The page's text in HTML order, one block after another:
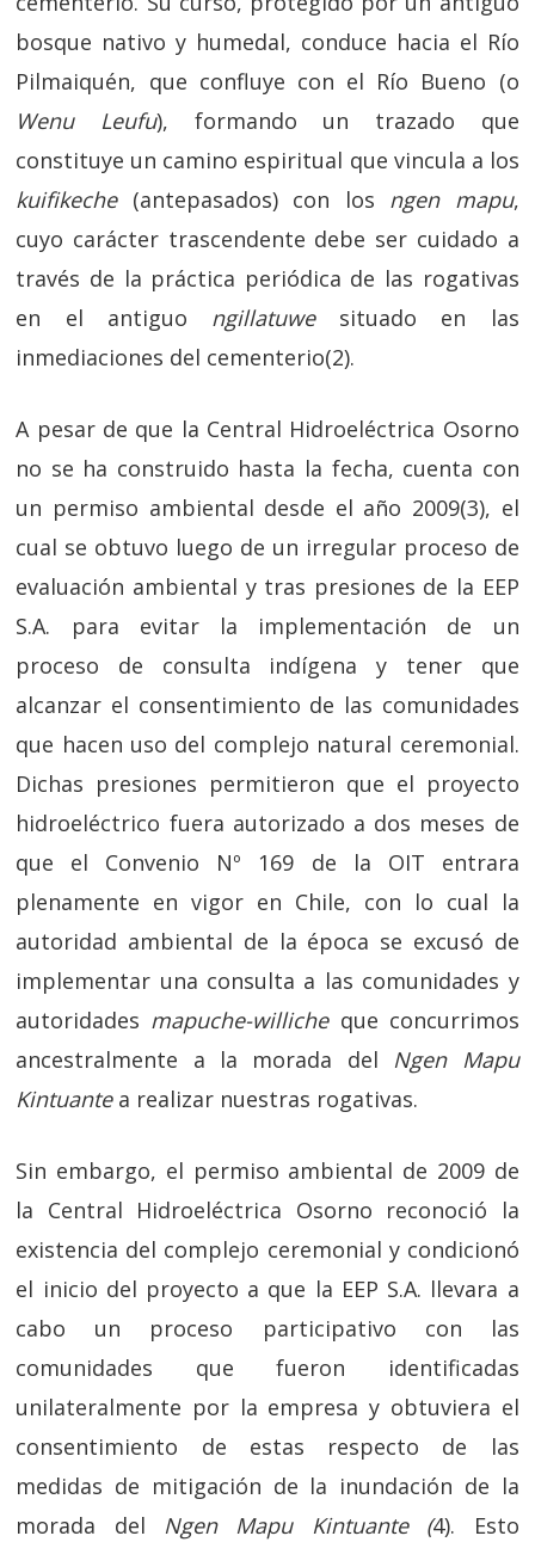
bosque nativo y humedal, conduce hacia el Río
Pilmaiquén, que confluye con el Río Bueno (o
Wenu Leufu), formando un trazado que
constituye un camino espiritual que vincula a los
kuifikeche (antepasados) con los ngen mapu,
cuyo carácter trascendente debe ser cuidado a
través de la práctica periódica de las rogativas
en el antiguo ngillatuwe situado en las
inmediaciones del cementerio(2).
A pesar de que la Central Hidroeléctrica Osorno
no se ha construido hasta la fecha, cuenta con
un permiso ambiental desde el año 2009(3), el
cual se obtuvo luego de un irregular proceso de
evaluación ambiental y tras presiones de la EEP
S.A. para evitar la implementación de un
proceso de consulta indígena y tener que
alcanzar el consentimiento de las comunidades
que hacen uso del complejo natural ceremonial.
Dichas presiones permitieron que el proyecto
hidroeléctrico fuera autorizado a dos meses de
que el Convenio Nº 169 de la OIT entrara
plenamente en vigor en Chile, con lo cual la
autoridad ambiental de la época se excusó de
implementar una consulta a las comunidades y
autoridades mapuche-williche que concurrimos
ancestralmente a la morada del Ngen Mapu
Kintuante a realizar nuestras rogativas.
Sin embargo, el permiso ambiental de 2009 de
la Central Hidroeléctrica Osorno reconoció la
existencia del complejo ceremonial y condicionó
el inicio del proyecto a que la EEP S.A. llevara a
cabo un proceso participativo con las
comunidades que fueron identificadas
unilateralmente por la empresa y obtuviera el
consentimiento de estas respecto de las
medidas de mitigación de la inundación de la
morada del Ngen Mapu Kintuante (4). Esto